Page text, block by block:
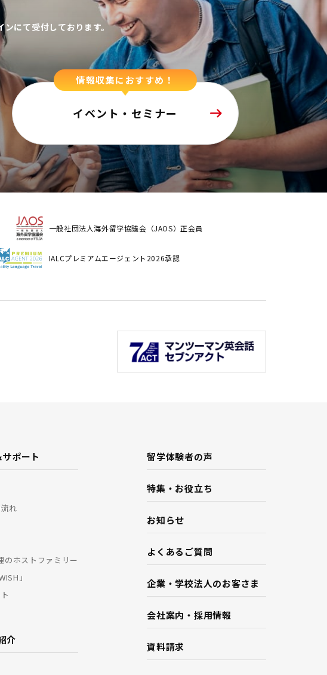
ンにて受付しております。
情報収集におすすめ！
イベント・セミナー
一般社団法人海外留学協議会（JAOS）正会員
IALCプレミアムエージェント2026承認
サポート
れ
のホストファミリー
」
介
留学体験者の声
特集・お役立ち
お知らせ
よくあるご質問
企業・学校法人のお客さま
会社案内・採用情報
資料請求